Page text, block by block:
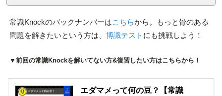
常識Knockのバックナンバーはこちらから。もっと骨のある
問題を解きたいという方は、 博識テスト にも挑戦しよう！
▼前回の常識Knockを解いてない方&復習したい方はこちらから！
エダマメって何の豆？【常識